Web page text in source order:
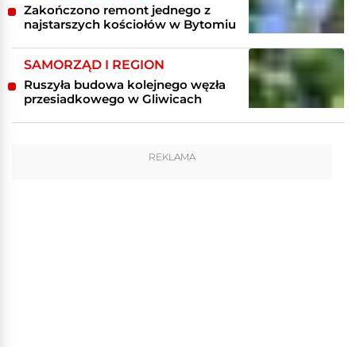
Zakończono remont jednego z
najstarszych kościołów w Bytomiu
SAMORZĄD I REGION
Ruszyła budowa kolejnego węzła
przesiadkowego w Gliwicach
REKLAMA